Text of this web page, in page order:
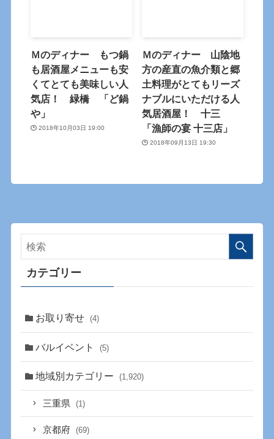
Ｍのディナー もつ鍋
も居酒屋メニューも安
くてとても美味しい人
気店！ 緑橋 「ど鍋
や」
2018年10月03日 19:00
Ｍのディナー 山陰地
方の産直の魚介類と郷
土料理がとてもリーズ
ナブルにいただける人
気居酒屋！ 十三
「漁師の宴 十三店」
2018年09月13日 19:30
カテゴリー
お取り寄せ (4)
バルイベント (5)
地域別カテゴリー (1,920)
三重県 (1)
京都府 (69)